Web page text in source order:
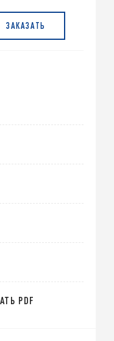
ЗАКАЗАТЬ
PDF